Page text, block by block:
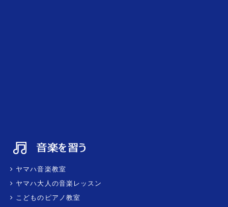
ヤマハ音楽教室
ヤマハ大人の音楽レッスン
こどものピアノ教室